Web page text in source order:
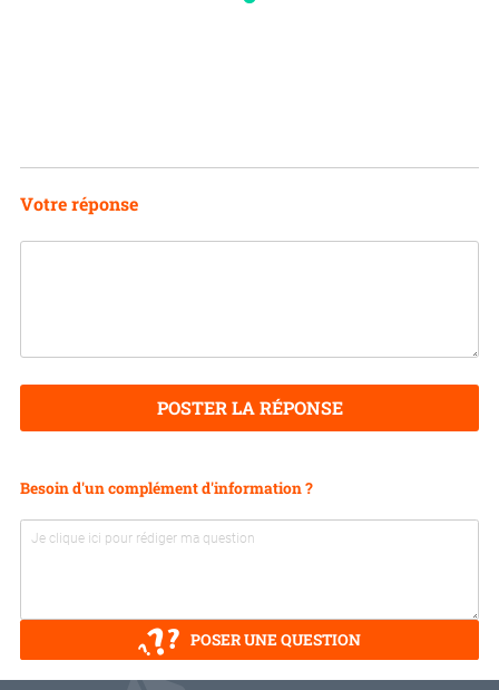
Votre réponse
POSTER LA RÉPONSE
Besoin d'un complément d'information ?
POSER UNE QUESTION